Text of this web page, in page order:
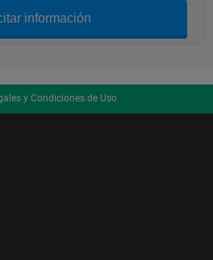
información
y Condiciones de Uso